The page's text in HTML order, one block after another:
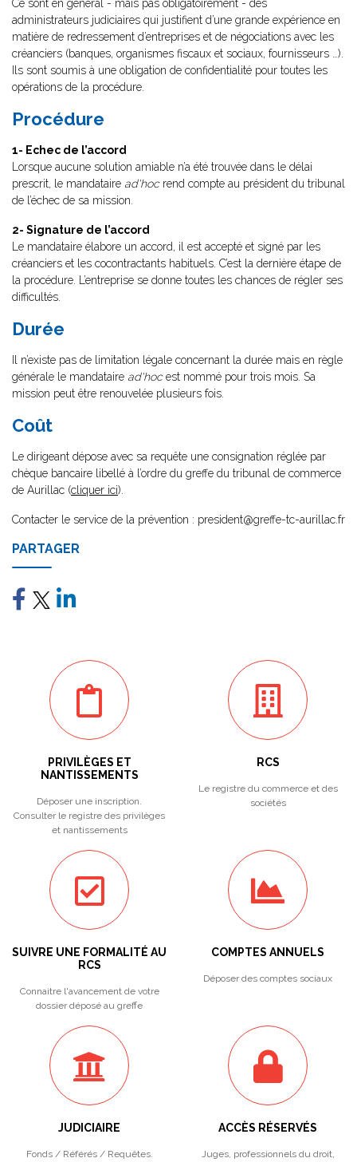
Ce sont en général - mais pas obligatoirement - des
administrateurs judiciaires qui justifient d’une grande expérience en
matière de redressement d’entreprises et de négociations avec les
créanciers (banques, organismes fiscaux et sociaux, fournisseurs …).
Ils sont soumis à une obligation de confidentialité pour toutes les
opérations de la procédure.
Procédure
1- Echec de l’accord
Lorsque aucune solution amiable n’a été trouvée dans le délai
prescrit, le mandataire ad'hocrend compte au président du tribunal
de l’échec de sa mission.
2- Signature de l’accord
Le mandataire élabore un accord, il est accepté et signé par les
créanciers et les cocontractants habituels. C’est la dernière étape de
la procédure. L’entreprise se donne toutes les chances de régler ses
difficultés.
Durée
Il n’existe pas de limitation légale concernant la durée mais en règle
générale le mandataire ad'hocest nommé pour trois mois. Sa
mission peut être renouvelée plusieurs fois.
Coût
Le dirigeant dépose avec sa requête une consignation réglée par
chèque bancaire libellé à l’ordre du greffe du tribunal de commerce
de Aurillac (cliquer ici).
Contacter le service de la prévention : president@greffe-tc-aurillac.fr
PARTAGER
PRIVILÈGES ET
NANTISSEMENTS
Déposer une inscription.
Consulter le registre des privilèges
et nantissements
RCS
Le registre du commerce et des
sociétés
SUIVRE UNE FORMALITÉ AU
RCS
Connaitre l'avancement de votre
dossier déposé au greffe
COMPTES ANNUELS
Déposer des comptes sociaux
JUDICIAIRE
Fonds / Référés / Requêtes.
ACCÈS RÉSERVÉS
Juges, professionnels du droit,